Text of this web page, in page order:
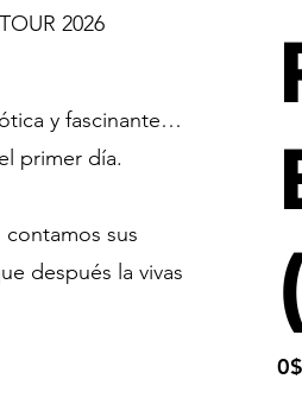
2026
y fascinante…
primer día.
sus
después la vivas
0$